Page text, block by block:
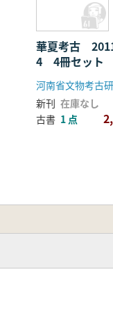
華夏考古
4 4冊セット
95〜98期)
河南省文物考古
新刊 在庫なし
古書 1 点